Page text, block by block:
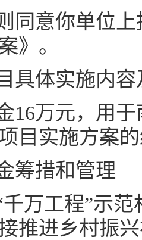
同意你单位
》。
具体实施内
16万元，用
目实施方案
筹措和管理
千万工程”示
推进乡村振